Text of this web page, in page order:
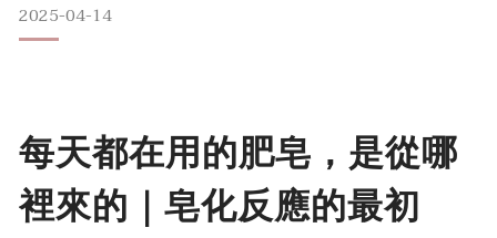
的觸碰髮根起泡，不僅有效達到頭皮潔淨效果，也很好的滿足
簡單成分的需求。 什麼是髮皂？髮皂，其實就是一款專為清潔
2025-04-14
每天都在用的肥皂，是從哪
裡來的｜皂化反應的最初